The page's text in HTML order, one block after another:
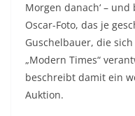
Morgen danach‘ –
Oscar-Foto, das je
Guschelbauer, die
„Modern Times“
beschreibt damit ein
Auktion.